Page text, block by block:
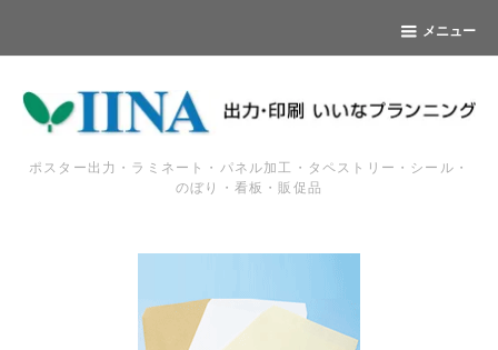
メニュー
ポスター出力・ラミネート・パネル加工・タペストリー・シール・
のぼり・看板・販促品